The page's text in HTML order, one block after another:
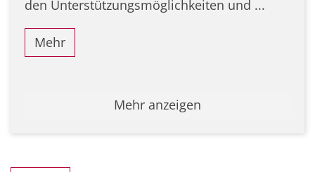
den Unterstützungsmöglichkeiten und ...
Mehr
Mehr anzeigen